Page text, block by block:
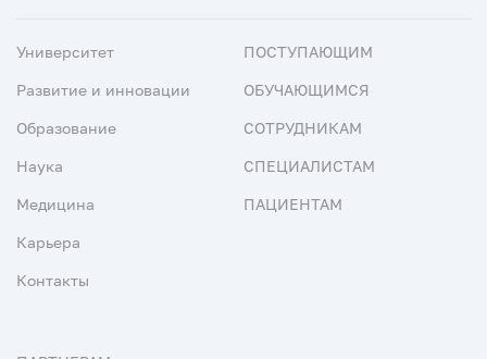
Университет
Развитие и инновации
Образование
Наука
Медицина
Карьера
Контакты
ПОСТУПАЮЩИМ
ОБУЧАЮЩИМСЯ
СОТРУДНИКАМ
СПЕЦИАЛИСТАМ
ПАЦИЕНТАМ